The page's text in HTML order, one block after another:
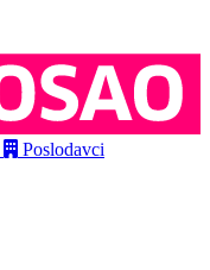
Poslodavci